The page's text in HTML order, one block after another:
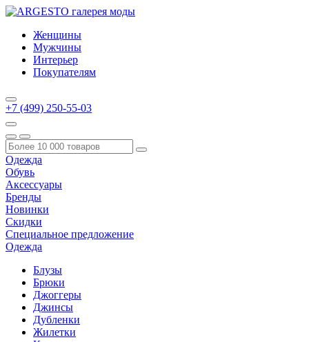
Женщины
Мужчины
Интерьер
Покупателям
+7 (499) 250-55-03
Одежда
Обувь
Аксессуары
Бренды
Новинки
Скидки
Специальное предложение
Одежда
Блузы
Брюки
Джоггеры
Джинсы
Дубленки
Жилетки